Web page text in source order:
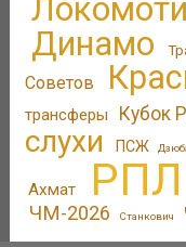
Динамо
Советов
трансферы
Кубок
слухи
ПСЖ
Ахмат РПЛ
ЧМ-2026 Станкович